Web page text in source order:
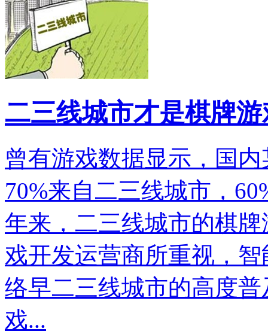
二三线城市才是棋牌
曾有游戏数据显示，国
70%来自二三线城市，
年来，二三线城市的棋
戏开发运营商所重视，
络早二三线城市的高度
戏...